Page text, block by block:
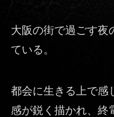
大阪の街で過ごす夜
ている。
都会に生きる上で感
感が鋭く描かれ、終